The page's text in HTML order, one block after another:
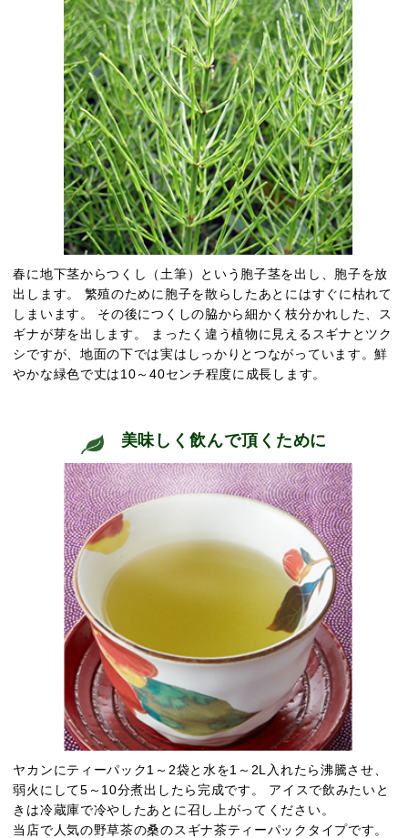
春に地下茎からつくし（土筆）という胞子茎を出し、胞子を放
出します。 繁殖のために胞子を散らしたあとにはすぐに枯れて
しまいます。 その後につくしの脇から細かく枝分かれした、ス
ギナが芽を出します。 まったく違う植物に見えるスギナとツク
シですが、地面の下では実はしっかりとつながっています。鮮
やかな緑色で丈は10～40センチ程度に成長します。
美味しく飲んで頂くために
ヤカンにティーパック1～2袋と水を1～2L入れたら沸騰させ、
弱火にして5～10分煮出したら完成です。 アイスで飲みたいと
きは冷蔵庫で冷やしたあとに召し上がってください。
当店で人気の野草茶の桑のスギナ茶ティーパックタイプです。